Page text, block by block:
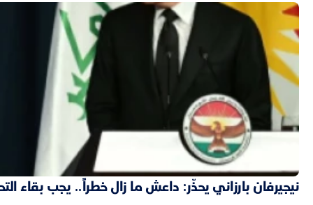
نيجيرفان بارزاني يحذّر: داعش ما زال خطراً.. يجب بقاء